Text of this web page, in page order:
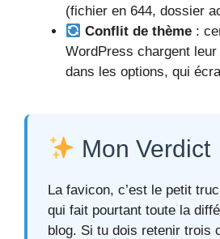
(fichier en 644, dossier
Conflit de thème :
WordPress chargent
dans les options, qui
Mon Verdict
La favicon, c’est le petit
qui fait pourtant toute la
blog. Si tu dois retenir trois